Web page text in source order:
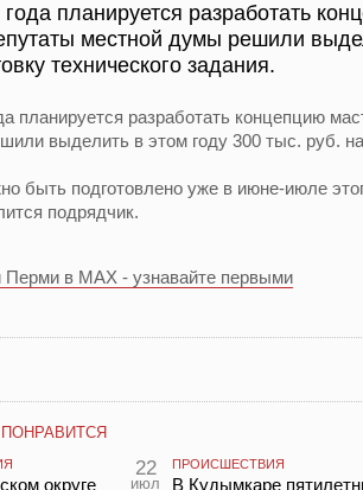
планируется разработать
местной думы решили
технического задания.
планируется разработать концепцию
выделить в этом году 300 тыс. руб. на
быть подготовлено уже в июне-июле
подрядчик.
Перми в MAX - узнавайте первыми
округе
22
июл
ПРОИСШЕСТВИЯ
В Кудымкаре